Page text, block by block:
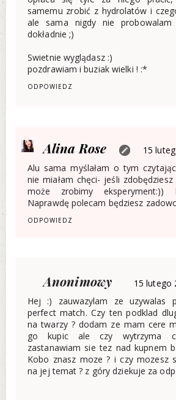
samemu zrobić z hydrolatów i
ale sama nigdy nie
dokładnie ;)
Swietnie wyglądasz :)
pozdrawiam i buziak wielki ! :*
ODPOWIEDZ
Alina Rose
15
Alu sama myślałam o tym
nie miałam chęci- jeśli
może zrobimy
Naprawdę polecam będziesz
ODPOWIEDZ
Anonimowy
15 lutego
Hej :) zauwazylam ze uzywalas
perfect match. Czy ten podklad
na twarzy ? dodam ze mam cere
go kupic ale czy wytrzyma
zastanawiam sie tez nad kupnem
Kobo znasz moze ? i czy mozesz
na jej temat ? z góry dziekuje za